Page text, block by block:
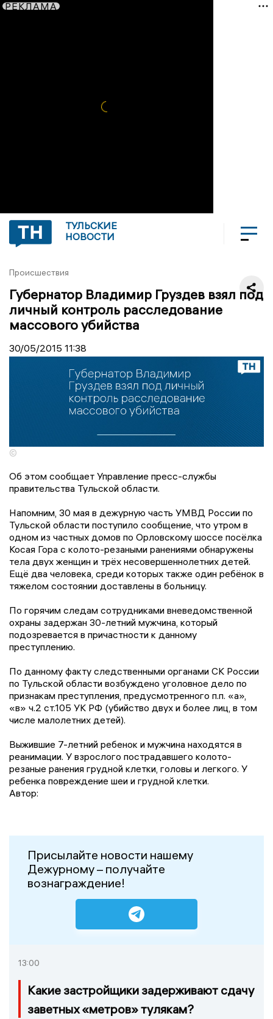
РЕКЛАМА
ТУЛЬСКИЕ
НОВОСТИ
Происшествия
Губернатор Владимир Груздев взял под
личный контроль расследование
массового убийства
30/05/2015 11:38
©
Об этом сообщает Управление пресс-службы
правительства Тульской области.
Напомним, 30 мая в дежурную часть УМВД России по
Тульской области поступило сообщение, что утром в
одном из частных домов по Орловскому шоссе посёлка
Косая Гора с колото-резаными ранениями обнаружены
тела двух женщин и трёх несовершеннолетних детей.
Ещё два человека, среди которых также один ребёнок в
тяжелом состоянии доставлены в больницу.
По горячим следам сотрудниками вневедомственной
охраны задержан 30-летний мужчина, который
подозревается в причастности к данному
преступлению.
По данному факту следственными органами СК России
по Тульской области возбуждено уголовное дело по
признакам преступления, предусмотренного п.п. «а»,
«в» ч.2 ст.105 УК РФ (убийство двух и более лиц, в том
числе малолетних детей).
Выжившие 7-летний ребенок и мужчина находятся в
реанимации. У взрослого пострадавшего колото-
резаные ранения грудной клетки, головы и легкого. У
ребенка повреждение шеи и грудной клетки.
Автор:
Присылайте новости нашему
Дежурному – получайте
вознаграждение!
13:00
Какие застройщики задерживают сдачу
заветных «метров» тулякам?